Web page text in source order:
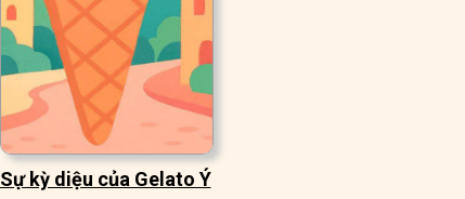
Sự kỳ diệu của Gelato Ý